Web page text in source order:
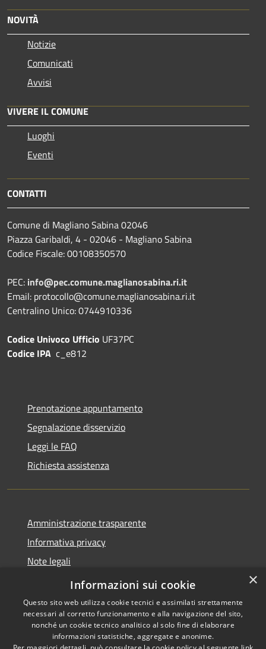
NOVITÀ
Notizie
Comunicati
Avvisi
VIVERE IL COMUNE
Luoghi
Eventi
CONTATTI
Comune di Magliano Sabina 02046
Piazza Garibaldi, 4 - 02046 - Magliano Sabina
Codice Fiscale: 00108350570
PEC: info@pec.comune.maglianosabina.ri.it
Email: protocollo@comune.maglianosabina.ri.it
Centralino Unico: 0744910336
Codice Univoco Ufficio UF37PC
Codice IPA c_e812
Prenotazione appuntamento
Segnalazione disservizio
Leggi le FAQ
Richiesta assistenza
Amministrazione trasparente
Informativa privacy
Note legali
Dichiarazione di accessibilità
Copyright © 2026 • Comune di
×
Informazioni sui cookie
Questo sito web utilizza cookie tecnici e assimilati strettamente
necessari al corretto funzionamento e alla navigazione del sito,
nonché un cookie tecnico analitico al solo fine di elaborare
informazioni statistiche, aggregate e anonime.